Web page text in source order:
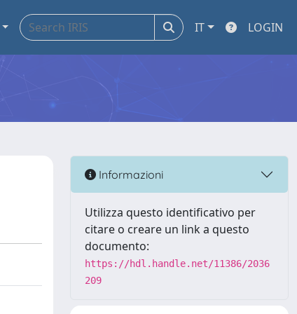
IT LOGIN
Informazioni
Utilizza questo identificativo per
citare o creare un link a questo
documento:
https://hdl.handle.net/11386/2036
209